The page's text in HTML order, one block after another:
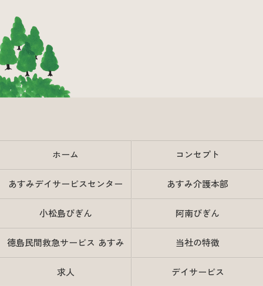
ホーム コンセプト
あすみデイサービスセンター あすみ介護本部
小松島びぎん 阿南びぎん
徳島民間救急サービス あすみ 当社の特徴
求人 デイサービス